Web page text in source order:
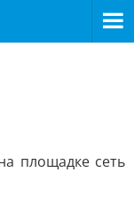
площадке сеть